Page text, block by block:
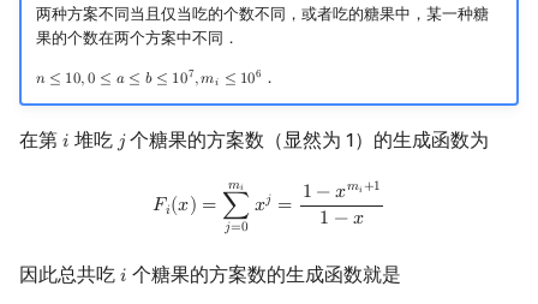
两种方案不同当且仅当吃的个数不同，或者吃的糖果中，某一种糖
果的个数在两个方案中不同．
𝑛 ≤ 10,0 ≤ 𝑎 ≤ 𝑏 ≤ 107,𝑚𝑖 ≤ 106
n≤10,0≤ a ≤b ≤107 ,mi≤ 106 ．
在第 𝑖
i 堆吃 𝑗
j个糖果的方案数（显然为 1）的生成函数为
𝐹𝑖(𝑥) =
𝑚𝑖
∑
𝑗=0
𝑥𝑗 = 1 −𝑥𝑚𝑖+1
1 −𝑥
( ) =0m x x mi+11−x
因此总共吃 𝑖
i 个糖果的方案数的生成函数就是